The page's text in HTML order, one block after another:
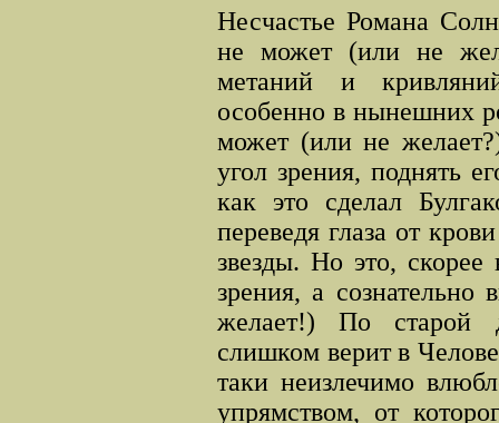
Несчастье Романа
не может (или не
метаний и
особенно в нынешних
может (или не
угол зрения, поднять
как это сделал
переведя глаза от
звезды. Но это, скорее
зрения, а сознательно
желает!) По старой
слишком верит в
таки неизлечимо
упрямством, от